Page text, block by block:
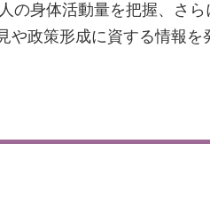
の身体活動量を把握、さら
政策形成に資する情報を